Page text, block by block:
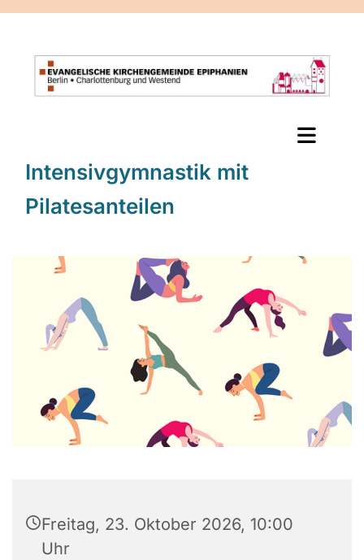
Intensivgymnastik mit
Pilatesanteilen
Freitag, 23. Oktober 2026, 10:00
Uhr